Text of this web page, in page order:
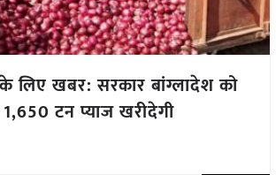
के लिए खबर: सरकार बांग्लादेश को
1,650 टन प्याज खरीदेगी